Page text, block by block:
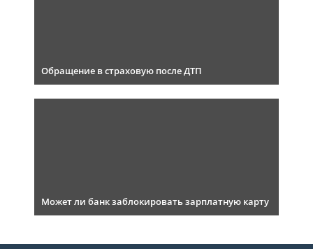
Обращение в страховую после ДТП
Может ли банк заблокировать зарплатную карту